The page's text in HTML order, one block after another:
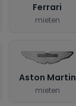
Ferrari
mieten
Aston Martin
mieten